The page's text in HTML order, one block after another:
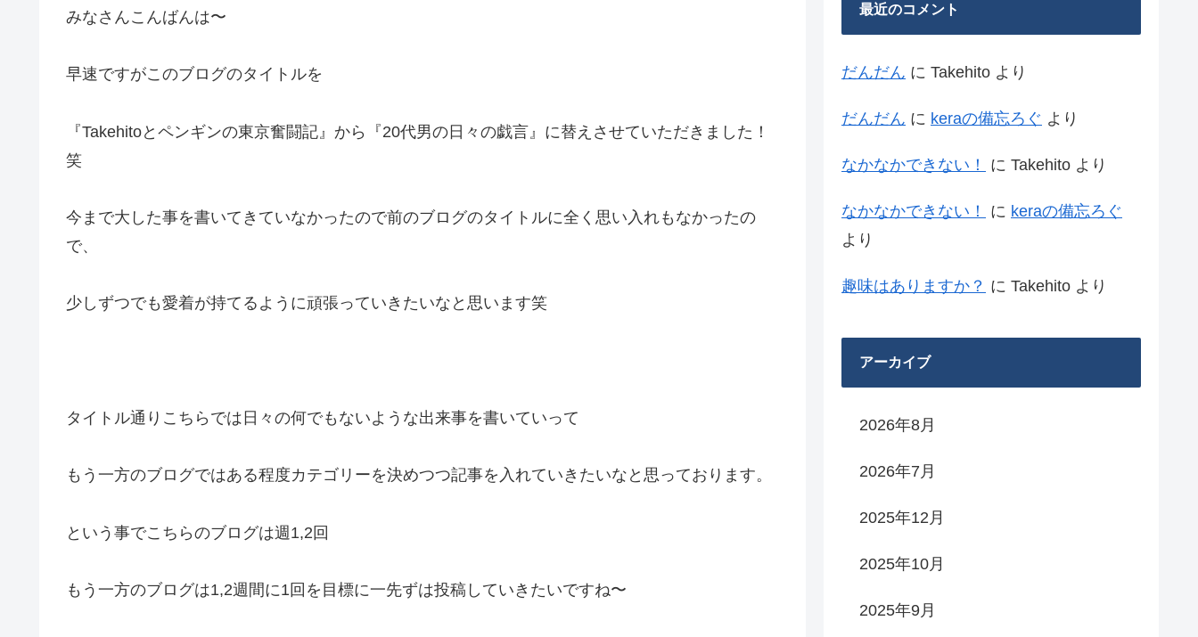
みなさんこんばんは〜
早速ですがこのブログのタイトルを
『Takehitoとペンギンの東京奮闘記』から『20代男の日々の戯言』に替えさせていただきました！
笑
今まで大した事を書いてきていなかったので前のブログのタイトルに全く思い入れもなかったの
で、
少しずつでも愛着が持てるように頑張っていきたいなと思います笑
タイトル通りこちらでは日々の何でもないような出来事を書いていって
もう一方のブログではある程度カテゴリーを決めつつ記事を入れていきたいなと思っております。
という事でこちらのブログは週1,2回
もう一方のブログは1,2週間に1回を目標に一先ずは投稿していきたいですね〜
最近のコメント
だんだん に Takehito より
だんだん に keraの備忘ろぐ より
なかなかできない！ に Takehito より
なかなかできない！ に keraの備忘ろぐ
より
趣味はありますか？ に Takehito より
アーカイブ
2026年8月
2026年7月
2025年12月
2025年10月
2025年9月